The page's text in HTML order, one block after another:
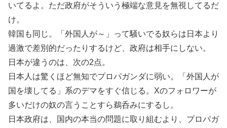
いてるよ。ただ政府がそういう極端な意見を無視してるだ
け。
韓国も同じ。「外国人が～」って騒いでる奴らは日本より
過激で差別的だったりするけど、政府は相手にしない。
日本が違うのは、次の2点。
日本人は驚くほど無知でプロパガンダに弱い。「外国人が
国を壊してる」系のデマをすぐ信じる。Xのフォロワーが
多いだけの奴の言うことすら鵜呑みにするし。
日本政府は、国内の本当の問題に取り組むより、プロパガ